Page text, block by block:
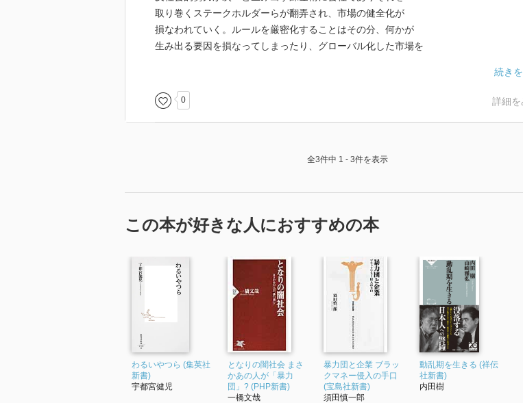
取り巻くステークホルダーらが翻弄され、市場の健全化が
損なわれていく。ルールを厳密化することはその分、何かが
生み出る要因を損なってしまったり、グローバル化した市場を
思うが、道はいばらであるなとぼんやり思った。
0 詳細を
全3件中 1 - 3件を表示
この本が好きな人におすすめの本
わるいやつら (集英社
新書)
宇都宮健児
となりの闇社会 まさ
かあの人が「暴力
団」? (PHP新書)
一橋文哉
暴力団と企業 ブラッ
クマネー侵入の手口
(宝島社新書)
須田慎一郎
動乱期を生きる (祥伝
社新書)
内田樹